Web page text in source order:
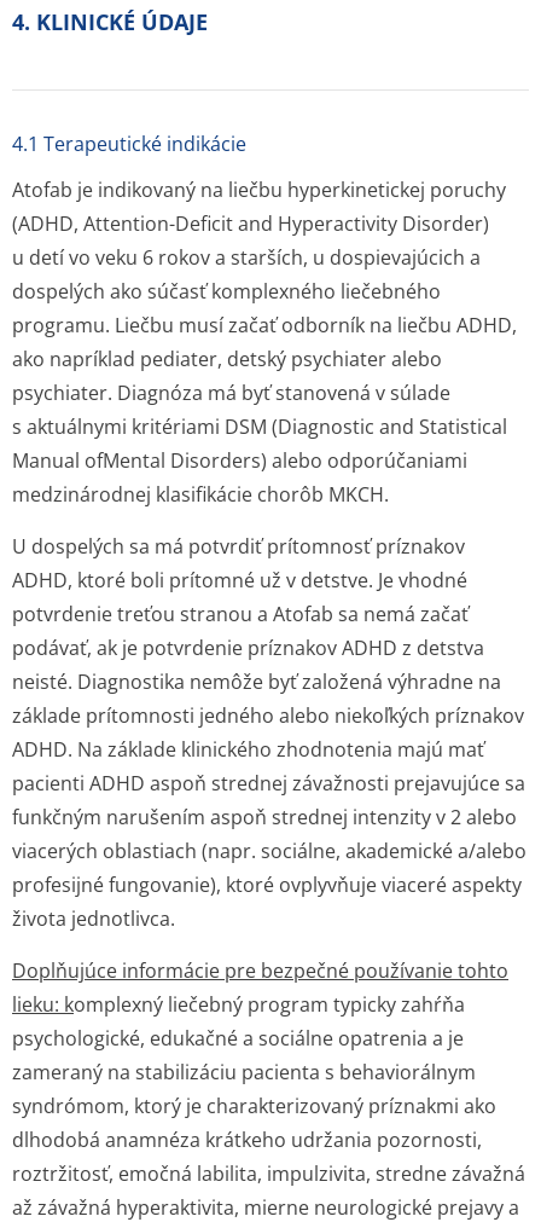
4. KLINICKÉ ÚDAJE
4.1 Terapeutické indikácie
Atofab je indikovaný na liečbu hyperkinetickej poruchy
(ADHD, Attention-Deficit and Hyperactivity Disorder)
u detí vo veku 6 rokov a starších, u dospievajúcich a
dospelých ako súčasť komplexného liečebného
programu. Liečbu musí začať odborník na liečbu ADHD,
ako napríklad pediater, detský psychiater alebo
psychiater. Diagnóza má byť stanovená v súlade
s aktuálnymi kritériami DSM (Diagnostic and Statistical
Manual ofMental Disorders) alebo odporúčaniami
medzinárodnej klasifikácie chorôb MKCH.
U dospelých sa má potvrdiť prítomnosť príznakov
ADHD, ktoré boli prítomné už v detstve. Je vhodné
potvrdenie treťou stranou a Atofab sa nemá začať
podávať, ak je potvrdenie príznakov ADHD z detstva
neisté. Diagnostika nemôže byť založená výhradne na
základe prítomnosti jedného alebo niekoľkých príznakov
ADHD. Na základe klinického zhodnotenia majú mať
pacienti ADHD aspoň strednej závažnosti prejavujúce sa
funkčným narušením aspoň strednej intenzity v 2 alebo
viacerých oblastiach (napr. sociálne, akademické a/alebo
profesijné fungovanie), ktoré ovplyvňuje viaceré aspekty
života jednotlivca.
Doplňujúce informácie pre bezpečné používanie tohto
lieku: komplexný liečebný program typicky zahŕňa
psychologické, edukačné a sociálne opatrenia a je
zameraný na stabilizáciu pacienta s behaviorálnym
syndrómom, ktorý je charakterizovaný príznakmi ako
dlhodobá anamnéza krátkeho udržania pozornosti,
roztržitosť, emočná labilita, impulzivita, stredne závažná
až závažná hyperaktivita, mierne neurologické prejavy a